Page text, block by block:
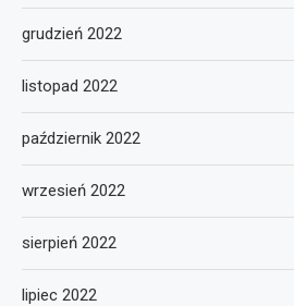
grudzień 2022
listopad 2022
październik 2022
wrzesień 2022
sierpień 2022
lipiec 2022